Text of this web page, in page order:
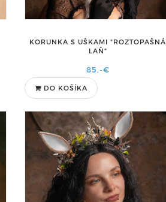
KORUNKA S UŠKAMI "ROZTOPAŠNÁ
LAŇ"
85,-€
DO KOŠÍKA